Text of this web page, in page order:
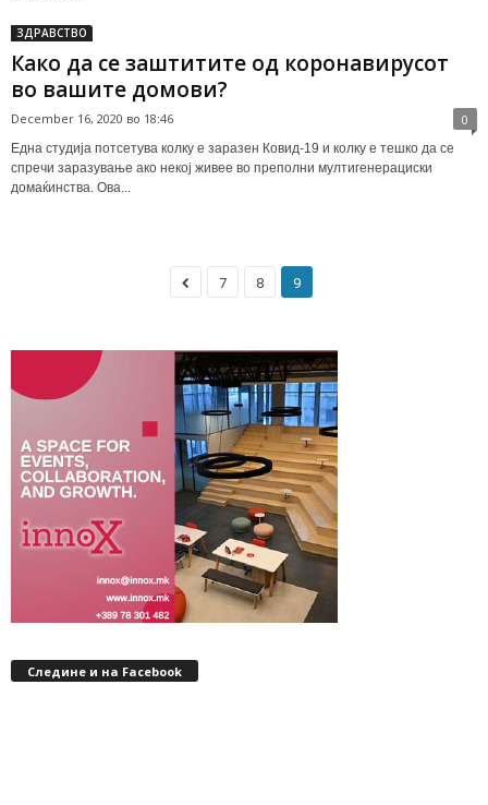
ЗДРАВСТВО
Како да се заштитите од коронавирусот
во вашите домови?
December 16, 2020 во 18:46 0
Една студија потсетува колку е заразен Ковид-19 и колку е тешко да се
спречи заразување ако некој живее во преполни мултигенерациски
домаќинства. Ова...
7 8 9
Следине и на Facebook